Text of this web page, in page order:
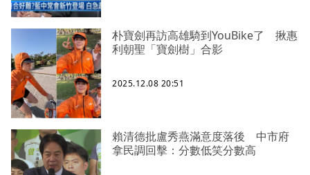
朴寶劍再訪高雄騎到YouBike了 揪惠
利朝聖「寶劍樹」合影
2025.12.08 20:51
賴清德批盧秀燕滿意度落後 中市府
拿民調回擊：分數低笑分數高